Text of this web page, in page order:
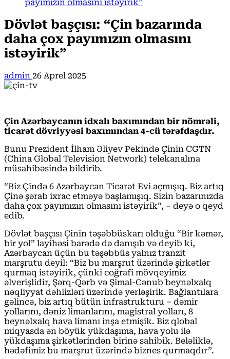
payımızın olmasını istəyirik”
Dövlət başçısı: “Çin bazarında
daha çox payımızın olmasını
istəyirik”
admin 26 Aprel 2025
Çin Azərbaycanın idxalı baxımından bir nömrəli,
ticarət dövriyyəsi baxımından 4-cü tərəfdaşdır.
Bunu Prezident İlham Əliyev Pekində Çinin CGTN
(China Global Television Network) telekanalına
müsahibəsində bildirib.
“Biz Çində 6 Azərbaycan Ticarət Evi açmışıq. Biz artıq
Çinə şərab ixrac etməyə başlamışıq. Sizin bazarınızda
daha çox payımızın olmasını istəyirik”, – deyə o qeyd
edib.
Dövlət başçısı Çinin təşəbbüskarı olduğu “Bir kəmər,
bir yol” layihəsi barədə də danışıb və deyib ki,
Azərbaycan üçün bu təşəbbüs yalnız tranzit
marşrutu deyil: “Biz bu marşrut üzərində şirkətlər
qurmaq istəyirik, çünki coğrafi mövqeyimiz
əlverişlidir, Şərq-Qərb və Şimal-Cənub beynəlxalq
nəqliyyat dəhlizləri üzərində yerləşirik. Bağlantılara
gəlincə, biz artıq bütün infrastrukturu – dəmir
yollarını, dəniz limanlarını, magistral yolları, 8
beynəlxalq hava limanı inşa etmişik. Biz qlobal
miqyasda ən böyük yükdaşıma, hava yolu ilə
yükdaşıma şirkətlərindən birinə sahibik. Beləliklə,
hədəfimiz bu marşrut üzərində biznes qurmaqdır”.